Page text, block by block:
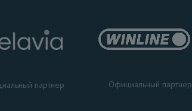
партнер Официальный партнер